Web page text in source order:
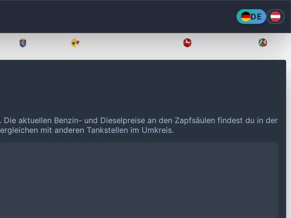
DE
Die aktuellen Benzin- und Dieselpreise an den Zapfsäulen findest du in der
mit anderen Tankstellen im Umkreis.